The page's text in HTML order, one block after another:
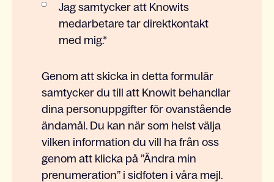
Jag samtycker att Knowits
medarbetare tar direktkontakt
med mig.*
Genom att skicka in detta formulär
samtycker du till att Knowit behandlar
dina personuppgifter för ovanstående
ändamål. Du kan när som helst välja
vilken information du vill ha från oss
genom att klicka på ”Ändra min
prenumeration” i sidfoten i våra mejl.